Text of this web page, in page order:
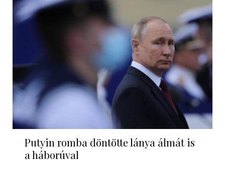
Putyin romba döntötte lánya álmát is
a háborúval